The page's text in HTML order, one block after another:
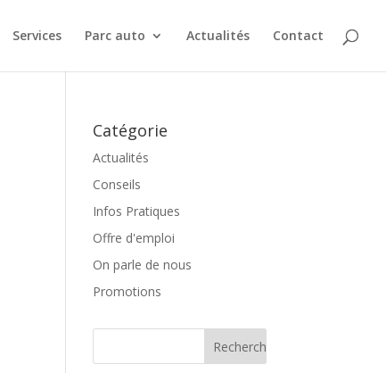
Services Parc auto Actualités Contact
Catégorie
Actualités
Conseils
Infos Pratiques
Offre d'emploi
On parle de nous
Promotions